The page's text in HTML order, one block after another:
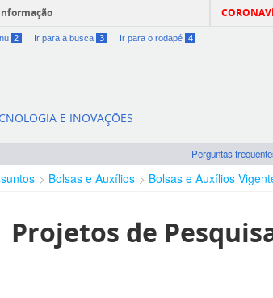
2 Ir para a busca 3 Ir para o rodapé 4
E INOVAÇÕES
Perguntas
Bolsas e Auxílios Bolsas e Auxílios
Projetos de